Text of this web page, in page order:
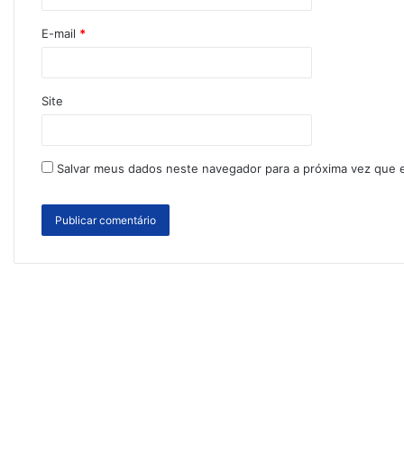
E-mail *
Site
Salvar meus dados neste navegador para a próxima vez que